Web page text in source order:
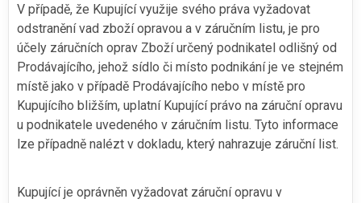
V případě, že Kupující využije svého práva vyžadovat
odstranění vad zboží opravou a v záručním listu, je pro
účely záručních oprav Zboží určený podnikatel odlišný od
Prodávajícího, jehož sídlo či místo podnikání je ve stejném
místě jako v případě Prodávajícího nebo v místě pro
Kupujícího bližším, uplatní Kupující právo na záruční opravu
u podnikatele uvedeného v záručním listu. Tyto informace
lze případně nalézt v dokladu, který nahrazuje záruční list.
Kupující je oprávněn vyžadovat záruční opravu v